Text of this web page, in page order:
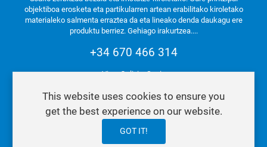
objektiboa erosketa eta partikularren artean erabilitako kiroletako
materialeko salmenta erraztea da eta lineako denda daukagu ere
produktu berriez. Gehiago irakurtzea....
+34 670 466 314
Vigo. Galizia. Spain
Pribatutasun eta cookie politika
This website uses cookies to ensure you
get the best experience on our website.
GOT IT!